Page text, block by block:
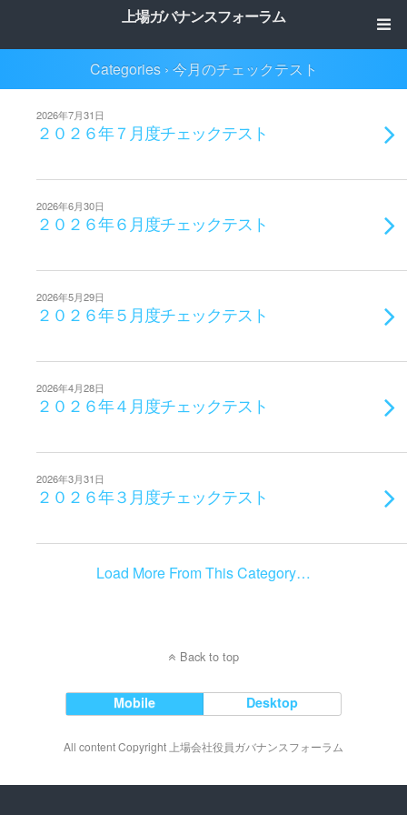
上場ガバナンスフォーラム
Categories › 今月のチェックテスト
2026年7月31日
２０２６年７月度チェックテスト
2026年6月30日
２０２６年６月度チェックテスト
2026年5月29日
２０２６年５月度チェックテスト
2026年4月28日
２０２６年４月度チェックテスト
2026年3月31日
２０２６年３月度チェックテスト
Load More From This Category…
Back to top
Mobile Desktop
All content Copyright 上場会社役員ガバナンスフォーラム